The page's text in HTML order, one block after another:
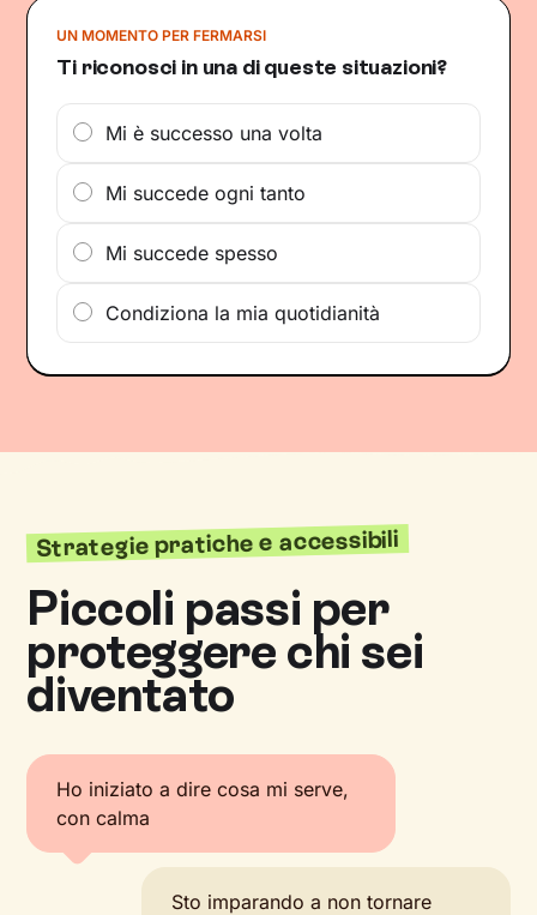
UN MOMENTO PER FERMARSI
Ti riconosci in una di queste situazioni?
Mi è successo una volta
Mi succede ogni tanto
Mi succede spesso
Condiziona la mia quotidianità
Strategie pratiche e accessibili
Piccoli passi per
proteggere chi sei
diventato
Ho iniziato a dire cosa mi serve,
con calma
Sto imparando a non tornare